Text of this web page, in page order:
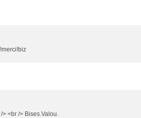
> <br /> Bises.Valou.